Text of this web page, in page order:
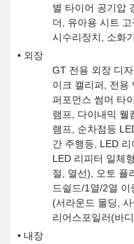
별 타이어 공기압
더, 유아용 시트
시수리장치, 소화
외장
GT 전용 외장 디
이크 캘리퍼, 전용
퍼포먼스 썸머 타
램프, 다이내믹 웰
램프, 순차점등
간 주행등, LED
LED 리피터 일체
절, 열선), 오토 플
드쉴드/1열/2열 이
(서라운드 몰딩,
리어스포일러(바
내장